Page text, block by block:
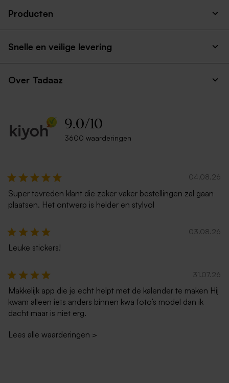
Producten
Snelle en veilige levering
Over Tadaaz
9.0/10
3600 waarderingen
04.08.26
Super tevreden klant die zeker vaker bestellingen zal gaan
plaatsen. Het ontwerp is helder en stylvol
03.08.26
Leuke stickers!
31.07.26
Makkelijk app die je echt helpt met de kalender te maken Hij
kwam alleen iets anders binnen kwa foto’s model dan ik
dacht maar is niet erg.
Lees alle waarderingen >